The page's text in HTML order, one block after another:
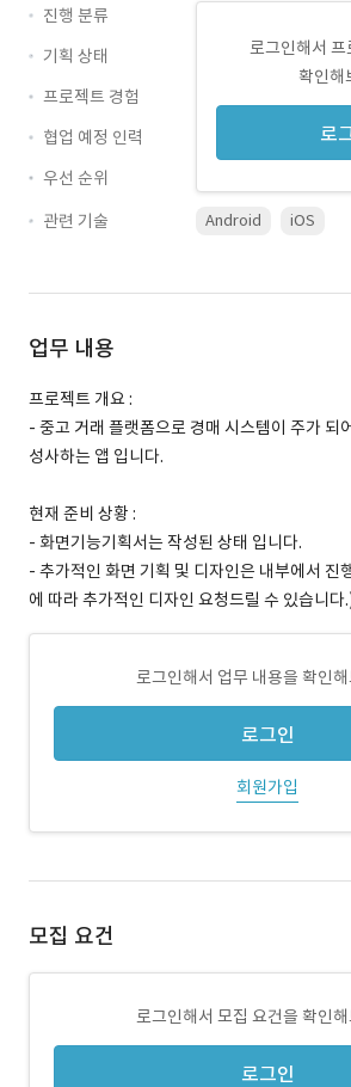
로그인해서
확인해
로
진행 분류
기획 상태
프로젝트 경험
협업 예정 인력
우선 순위
관련 기술
Android iOS
업무 내용
프로젝트 개요 :
- 중고 거래 플랫폼으로 경매 시스템이 주가 되
성사하는 앱 입니다.
현재 준비 상황 :
- 화면기능기획서는 작성된 상태 입니다.
- 추가적인 화면 기획 및 디자인은 내부에서 진
에 따라 추가적인 디자인 요청드릴 수 있습니다
로그인해서 업무 내용을 확인
로그인
회원가입
모집 요건
로그인해서 모집 요건을 확인
로그인